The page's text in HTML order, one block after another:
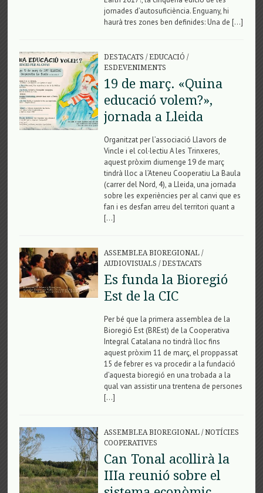
jornades d’autosuficiència. Enguany, hi
haurà tres zones ben definides: Una de […]
DESTACATS /EDUCACIÓ /
ESDEVENIMENTS
19 de març. «Quina
educació volem?»,
jornada a Lleida
Organitzat per l’associació Llavors de
Vincle i el col·lectiu A les Trinxeres,
aquest pròxim diumenge 19 de març
tindrà lloc a l’Ateneu Cooperatiu La Baula
(carrer del Nord, 4), a Lleida, una jornada
sobre les experiències per al canvi que es
fan i es desfan arreu del territori quant a
[…]
ASSEMBLEA BIOREGIONAL/
AUDIOVISUALS /DESTACATS
Es funda la Bioregió
Est de la CIC
Per bé que la primera assemblea de la
Bioregió Est (BREst) de la Cooperativa
Integral Catalana no tindrà lloc fins
aquest pròxim 11 de març, el proppassat
15 de febrer es va procedir a la fundació
d’aquesta bioregió en una trobada a la
qual van assistir una trentena de persones
[…]
ASSEMBLEA BIOREGIONAL/NOTÍCIES
COOPERATIVES
Can Tonal acollirà la
IIIa reunió sobre el